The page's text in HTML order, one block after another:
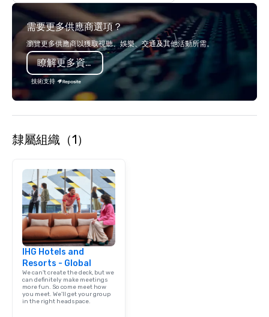
design and flawless execution,
creating events that resonate long
after the curtain falls.
需要更多供應商選項？
瀏覽更多供應商以獲取視聽、娛樂、交通及其他活動所需。
瞭解更多資訊
技術支持
隸屬組織（1）
IHG Hotels and
Resorts - Global
We can't create the deck, but we
can definitely make meetings
more fun. So come meet how
you meet. We'll get your group
in the right headspace.